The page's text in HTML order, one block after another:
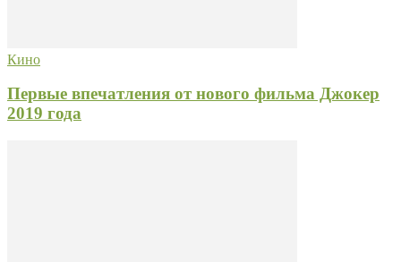
Кино
Первые впечатления от нового фильма Джокер
2019 года